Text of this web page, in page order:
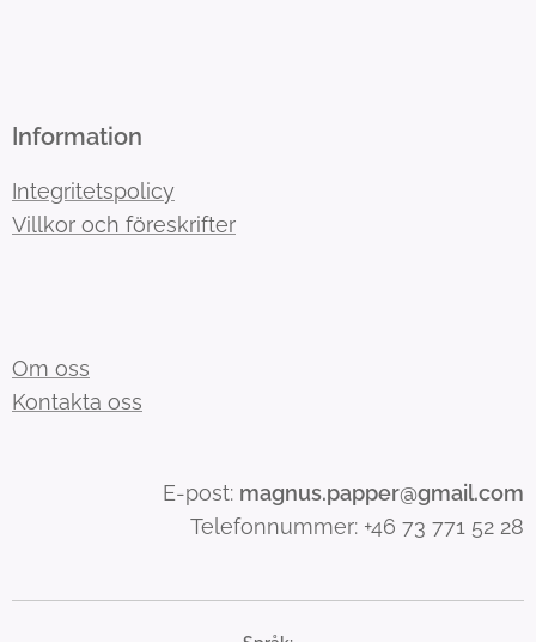
Information
Integritetspolicy
Villkor och föreskrifter
Om oss
Kontakta oss
E-post: magnus.papper@gmail.com
Telefonnummer: +46 73 771 52 28